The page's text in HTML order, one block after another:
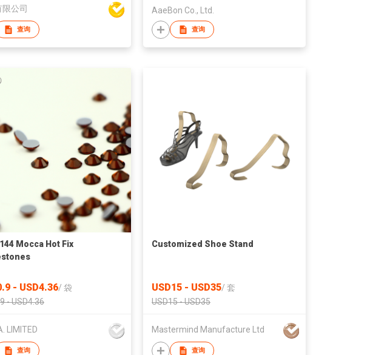
限公司
查询
AaeBon Co., Ltd.
查询
Mocca Hot Fix
- USD4.36/ 袋
- USD4.36
LIMITED
查询
Customized Shoe Stand
USD15 - USD35/ 套
USD15 - USD35
Mastermind Manufacture Ltd
查询